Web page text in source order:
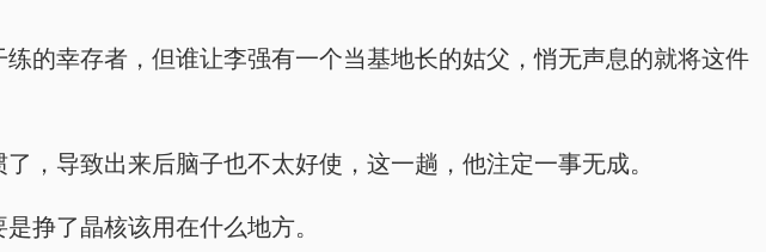
的幸存者，但谁让李强有一个当基地长的姑父，悄无声息的就将这件
，导致出来后脑子也不太好使，这一趟，他注定一事无成。
挣了晶核该用在什么地方。